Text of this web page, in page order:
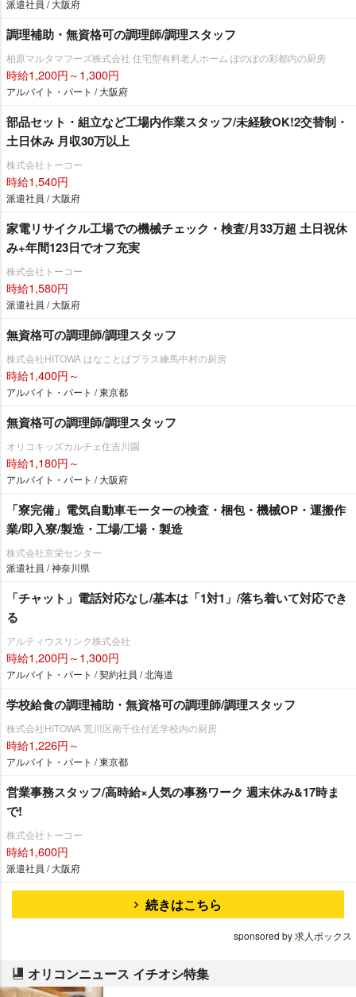
派遣社員 / 大阪府
調理補助・無資格可の調理師/調理スタッフ
柏原マルタマフーズ株式会社 住宅型有料老人ホーム ぽのぽの彩都内の厨房
時給1,200円～1,300円
アルバイト・パート / 大阪府
部品セット・組立など工場内作業スタッフ/未経験OK!2交替制・
土日休み 月収30万以上
株式会社トーコー
時給1,540円
派遣社員 / 大阪府
家電リサイクル工場での機械チェック・検査/月33万超 土日祝休
み+年間123日でオフ充実
株式会社トーコー
時給1,580円
派遣社員 / 大阪府
無資格可の調理師/調理スタッフ
株式会社HITOWA はなことばプラス練馬中村の厨房
時給1,400円～
アルバイト・パート / 東京都
無資格可の調理師/調理スタッフ
オリコキッズカルチェ住吉川園
時給1,180円～
アルバイト・パート / 大阪府
「寮完備」電気自動車モーターの検査・梱包・機械OP・運搬作
業/即入寮/製造・工場/工場・製造
株式会社京栄センター
派遣社員 / 神奈川県
「チャット」電話対応なし/基本は「1対1」/落ち着いて対応でき
る
アルティウスリンク株式会社
時給1,200円～1,300円
アルバイト・パート / 契約社員 / 北海道
学校給食の調理補助・無資格可の調理師/調理スタッフ
株式会社HITOWA 荒川区南千住付近学校内の厨房
時給1,226円～
アルバイト・パート / 東京都
営業事務スタッフ/高時給×人気の事務ワーク 週末休み&17時ま
で!
株式会社トーコー
時給1,600円
派遣社員 / 大阪府
続きはこちら
sponsored by 求人ボックス
オリコンニュース イチオシ特集